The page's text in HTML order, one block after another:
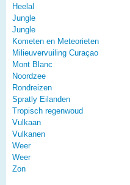
Heelal
Jungle
Jungle
Kometen en Meteorieten
Milieuvervuiling Curaçao
Mont Blanc
Noordzee
Rondreizen
Spratly Eilanden
Tropisch regenwoud
Vulkaan
Vulkanen
Weer
Weer
Zon